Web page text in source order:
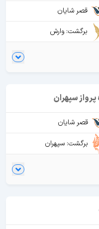
قصر شایان
برگشت: وارش
قصر شایان
برگشت: سپهران